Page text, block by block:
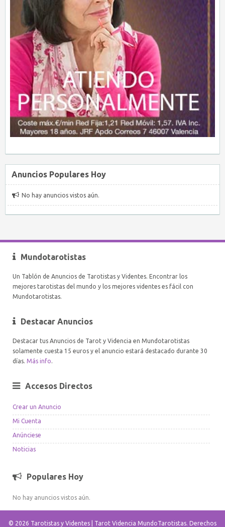
Anuncios Populares Hoy
No hay anuncios vistos aún.
Mundotarotistas
Un Tablón de Anuncios de Tarotistas y Videntes. Encontrar los
mejores tarotistas del mundo y los mejores videntes es fácil con
Mundotarotistas.
Destacar Anuncios
Destacar tus Anuncios de Tarot y Videncia en Mundotarotistas
solamente cuesta 15 euros y el anuncio estará destacado durante 30
días. Más info.
Accesos Directos
Crear un Anuncio
Mi Cuenta
Anúnciese
Noticias
Populares Hoy
No hay anuncios vistos aún.
© 2026 Tarotistas y Videntes | Tarot Videncia MundoTarotistas. Derechos